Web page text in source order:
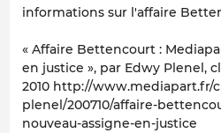
informations sur l'affaire
« Affaire Bettencourt :
en justice », par Edwy Plenel,
2010 http://www.mediapart.fr/
plenel/200710/affaire-
nouveau-assigne-en-justice